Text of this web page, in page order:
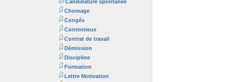
Candidature spontanée
Chomage
Congés
Contentieux
Contrat de travail
Démission
Discipline
Formation
Lettre Motivation